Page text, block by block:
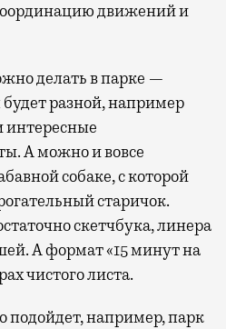
движений и
делать в парке —
разной, например
интересные
А можно и вовсе
собаке, с которой
старичок.
скетчбука, линера
А формат «15 минут на
чистого листа.
подойдет, например, парк